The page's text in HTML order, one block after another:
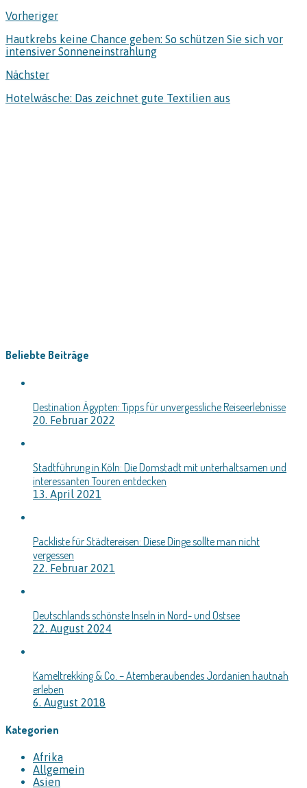
Vorheriger
Hautkrebs keine Chance geben: So schützen Sie sich vor
intensiver Sonneneinstrahlung
Nächster
Hotelwäsche: Das zeichnet gute Textilien aus
Beliebte Beiträge
Destination Ägypten: Tipps für unvergessliche Reiseerlebnisse
20. Februar 2022
Stadtführung in Köln: Die Domstadt mit unterhaltsamen und
interessanten Touren entdecken
13. April 2021
Packliste für Städtereisen: Diese Dinge sollte man nicht
vergessen
22. Februar 2021
Deutschlands schönste Inseln in Nord- und Ostsee
22. August 2024
Kameltrekking & Co. – Atemberaubendes Jordanien hautnah
erleben
6. August 2018
Kategorien
Afrika
Allgemein
Asien